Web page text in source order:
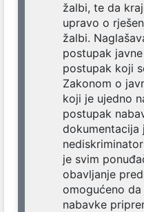
žalbi, te da
upravo o
žalbi.
postupak
postupak koji
Zakonom o
koji je ujedno
postupak
dokumentacija
je svim
obavljanje
omogućeno
nabavke